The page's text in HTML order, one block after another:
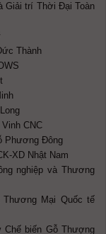
Giải trí Thời Đại Toàn
Thành
CNC
Phương Đông
XD Nhật Nam
nghiệp và Thương
Thương Mại Quốc tế
Chế biến Gỗ Thượng